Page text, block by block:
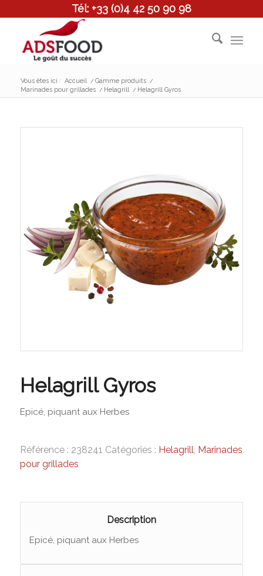
Tél: +33 (0)4 42 50 90 98
Vous êtes ici : Accueil / Gamme produits /
Marinades pour grillades / Helagrill / Helagrill Gyros
Helagrill Gyros
Epicé, piquant aux Herbes
Référence : 238241 Catégories : Helagrill Marinades
pour grillades
Description
Epicé, piquant aux Herbes